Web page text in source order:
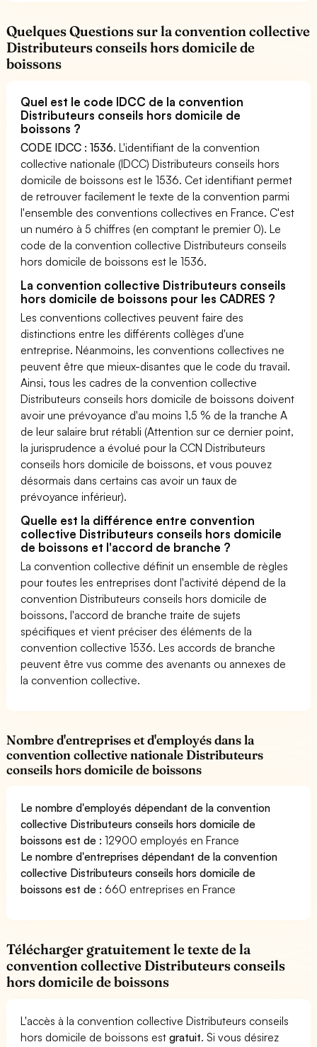
Quelques Questions sur la convention collective
Distributeurs conseils hors domicile de
boissons
Quel est le code IDCC de la convention
Distributeurs conseils hors domicile de
boissons ?
CODE IDCC : 1536. L'identifiant de la convention
collective nationale (IDCC) Distributeurs conseils hors
domicile de boissons est le 1536. Cet identifiant permet
de retrouver facilement le texte de la convention parmi
l'ensemble des conventions collectives en France. C'est
un numéro à 5 chiffres (en comptant le premier 0). Le
code de la convention collective Distributeurs conseils
hors domicile de boissons est le 1536.
La convention collective Distributeurs conseils
hors domicile de boissons pour les CADRES ?
Les conventions collectives peuvent faire des
distinctions entre les différents collèges d'une
entreprise. Néanmoins, les conventions collectives ne
peuvent être que mieux-disantes que le code du travail.
Ainsi, tous les cadres de la convention collective
Distributeurs conseils hors domicile de boissons doivent
avoir une prévoyance d'au moins 1,5 % de la tranche A
de leur salaire brut rétabli (Attention sur ce dernier point,
la jurisprudence a évolué pour la CCN Distributeurs
conseils hors domicile de boissons, et vous pouvez
désormais dans certains cas avoir un taux de
prévoyance inférieur).
Quelle est la différence entre convention
collective Distributeurs conseils hors domicile
de boissons et l'accord de branche ?
La convention collective définit un ensemble de règles
pour toutes les entreprises dont l'activité dépend de la
convention Distributeurs conseils hors domicile de
boissons, l'accord de branche traite de sujets
spécifiques et vient préciser des éléments de la
convention collective 1536. Les accords de branche
peuvent être vus comme des avenants ou annexes de
la convention collective.
Nombre d'entreprises et d'employés dans la
convention collective nationale Distributeurs
conseils hors domicile de boissons
Le nombre d'employés dépendant de la convention
collective Distributeurs conseils hors domicile de
boissons est de :12900 employés en France
Le nombre d'entreprises dépendant de la convention
collective Distributeurs conseils hors domicile de
boissons est de :660 entreprises en France
Télécharger gratuitement le texte de la
convention collective Distributeurs conseils
hors domicile de boissons
L'accès à la convention collective Distributeurs conseils
hors domicile de boissons estgratuit. Si vous désirez